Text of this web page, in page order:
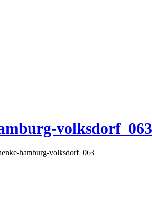
volksdorf_063
hamburg-volksdorf_063